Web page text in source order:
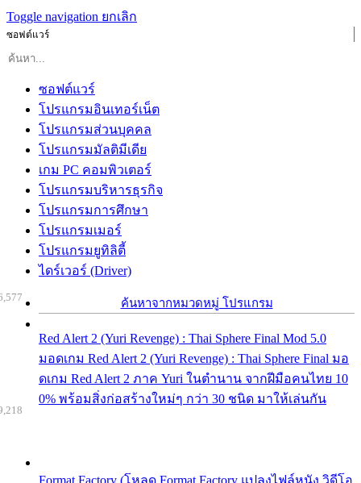
Toggle navigation ยกเลิก
ซอฟต์แวร์
ซอฟต์แวร์
โปรแกรมอินเทอร์เน็ต
โปรแกรมส่วนบุคคล
โปรแกรมมัลติมีเดีย
เกม PC คอมพิวเตอร์
โปรแกรมบริหารธุรกิจ
โปรแกรมการศึกษา
โปรแกรมเมอร์
โปรแกรมยูทิลิตี้
ไดร์เวอร์ (Driver)
ค้นหาจากหมวดหมู่ โปรแกรม
Red Alert 2 (Yuri Revenge) : Thai Sphere Final Mod 5.0
มอดเกม Red Alert 2 (Yuri Revenge) : Thai Sphere Final มอ
ดเกม Red Alert 2 ภาค Yuri ในตำนาน จากฝีมือคนไทย 10
0% พร้อมสิ่งก่อสร้างใหม่ๆ กว่า 30 ชนิด มาให้เล่นกัน
Format Factory (โหลด Format Factory แปลงไฟล์หนัง วิดีโอ